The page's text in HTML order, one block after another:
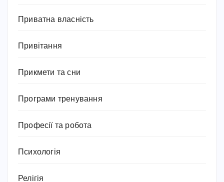
Приватна власність
Привітання
Прикмети та сни
Програми тренування
Професії та робота
Психологія
Релігія